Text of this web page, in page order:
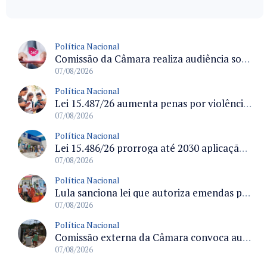
Política Nacional
Comissão da Câmara realiza audiência sobre apostas online para medir o tamanho do mercado ilegal
07/08/2026
Política Nacional
Lei 15.487/26 aumenta penas por violência sexual digital contra crianças e adolescentes e autoriza ronda virtual para investigação
07/08/2026
Política Nacional
Lei 15.486/26 prorroga até 2030 aplicação do FGTS em crédito para hospitais filantrópicos e santas casas
07/08/2026
Política Nacional
Lula sanciona lei que autoriza emendas parlamentares para atendimento pré-hospitalar pelos bombeiros
07/08/2026
Política Nacional
Comissão externa da Câmara convoca audiência pública sobre chuvas na Zona da Mata de Minas Gerais e impactos em Juiz de Fora
07/08/2026